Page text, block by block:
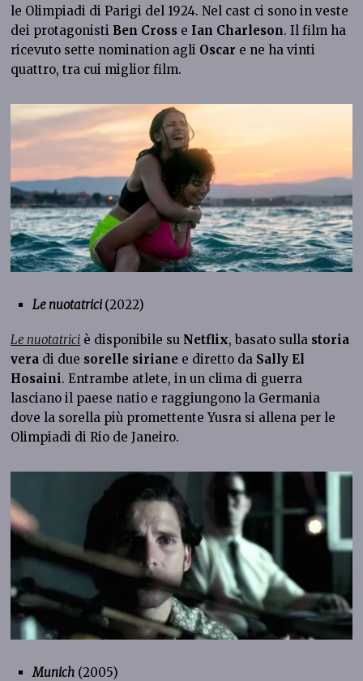
le Olimpiadi di Parigi del 1924. Nel cast ci sono in veste
dei protagonisti Ben Cross e Ian Charleson. Il film ha
ricevuto sette nomination agli Oscar e ne ha vinti
quattro, tra cui miglior film.
Le nuotatrici(2022)
Le nuotatrici è disponibile su Netflix, basato sulla storia
vera di due sorelle siriane e diretto da Sally El
Hosaini. Entrambe atlete, in un clima di guerra
lasciano il paese natio e raggiungono la Germania
dove la sorella più promettente Yusra si allena per le
Olimpiadi di Rio de Janeiro.
Munich(2005)